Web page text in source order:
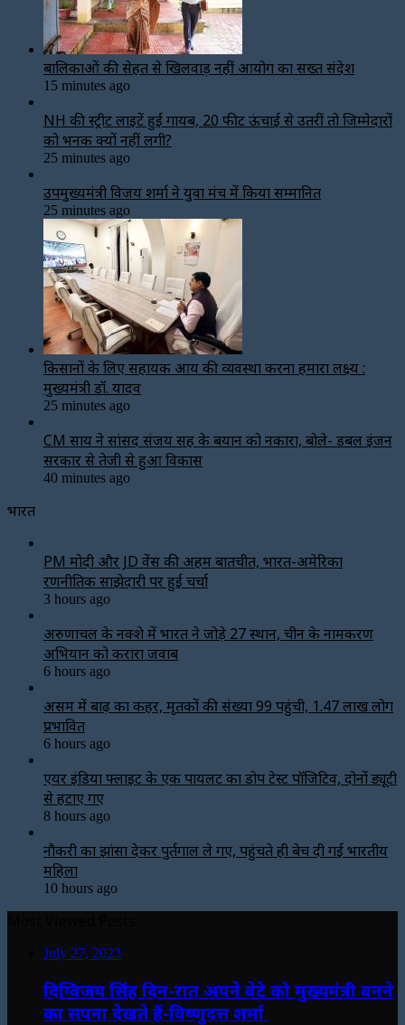
बालिकाओं की सेहत से खिलवाड़ नहीं आयोग का सख्त संदेश
15 minutes ago
NH की स्ट्रीट लाइटें हुईं गायब, 20 फीट ऊंचाई से उतरीं तो जिम्मेदारों
को भनक क्यों नहीं लगी?
25 minutes ago
उपमुख्यमंत्री विजय शर्मा ने युवा मंच में किया सम्मानित
25 minutes ago
किसानों के लिए सहायक आय की व्यवस्था करना हमारा लक्ष्य :
मुख्यमंत्री डॉ. यादव
25 minutes ago
CM साय ने सांसद संजय सिंह के बयान को नकारा, बोले- डबल इंजन
सरकार से तेजी से हुआ विकास
40 minutes ago
भारत
PM मोदी और JD वेंस की अहम बातचीत, भारत-अमेरिका
रणनीतिक साझेदारी पर हुई चर्चा
3 hours ago
अरुणाचल के नक्शे में भारत ने जोड़े 27 स्थान, चीन के नामकरण
अभियान को करारा जवाब
6 hours ago
असम में बाढ़ का कहर, मृतकों की संख्या 99 पहुंची, 1.47 लाख लोग
प्रभावित
6 hours ago
एयर इंडिया फ्लाइट के एक पायलट का डोप टेस्ट पॉजिटिव, दोनों ड्यूटी
से हटाए गए
8 hours ago
नौकरी का झांसा देकर पुर्तगाल ले गए, पहुंचते ही बेच दी गई भारतीय
महिला
10 hours ago
July 27, 2023
दिग्विजय सिंह दिन-रात अपने बेटे को मुख्यमंत्री बनने
का सपना देखते हैं-विष्णुदत्त शर्मा